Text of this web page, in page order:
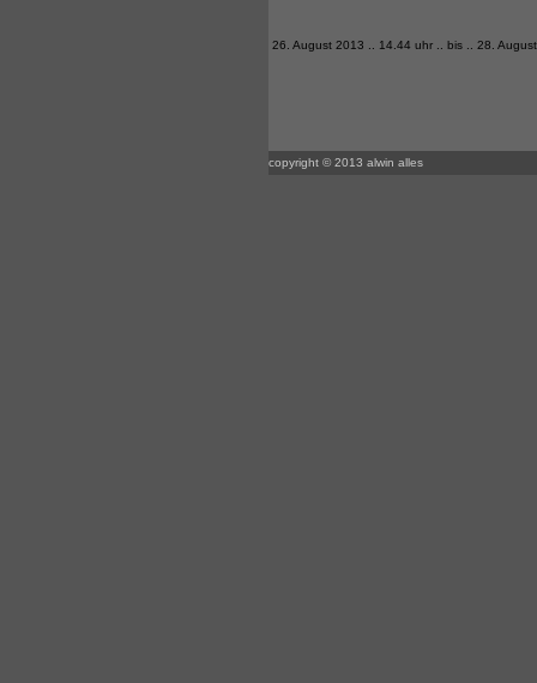
26. August 2013 .. 14.44 uhr .. bis .. 28.
copyright © 2013 alwin alles